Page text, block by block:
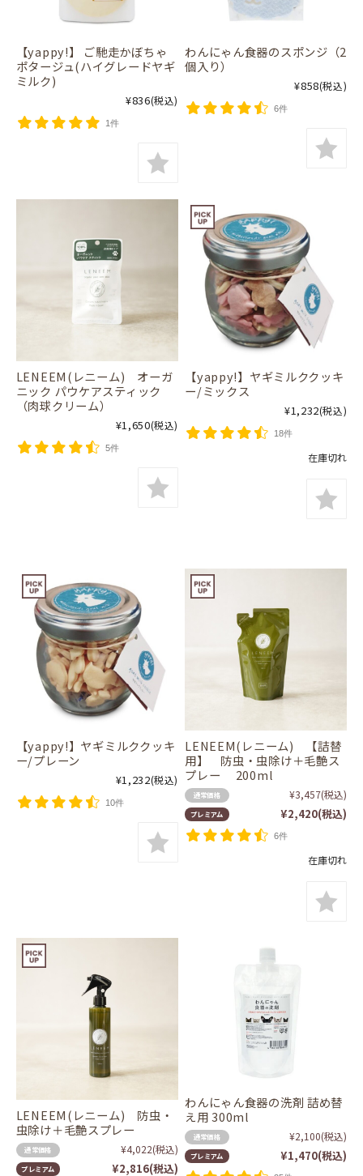
【yappy!】 ご馳走かぼちゃ
ポタージュ(ハイグレードヤギ
ミルク)
¥836(税込)
1件
わんにゃん食器のスポンジ（2
個入り）
¥858(税込)
6件
LENEEM(レニーム) オーガ
ニック パウケアスティック
（肉球クリーム）
¥1,650(税込)
5件
【yappy!】ヤギミルククッキ
ー/ミックス
¥1,232(税込)
18件
在庫切れ
【yappy!】ヤギミルククッキ
ー/プレーン
¥1,232(税込)
10件
LENEEM(レニーム) 【詰替
用】 防虫・虫除け＋毛艶ス
プレー 200ml
通常価格 ¥3,457(税込)
プレミアム ¥2,420(税込)
6件
在庫切れ
LENEEM(レニーム) 防虫・
虫除け＋毛艶スプレー
通常価格 ¥4,022(税込)
プレミアム ¥2,816(税込)
わんにゃん食器の洗剤 詰め替
え用 300ml
通常価格 ¥2,100(税込)
プレミアム ¥1,470(税込)